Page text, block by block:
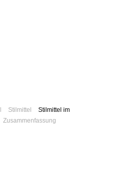
Stilmittel
Stilmittel im
Zusammenfassung